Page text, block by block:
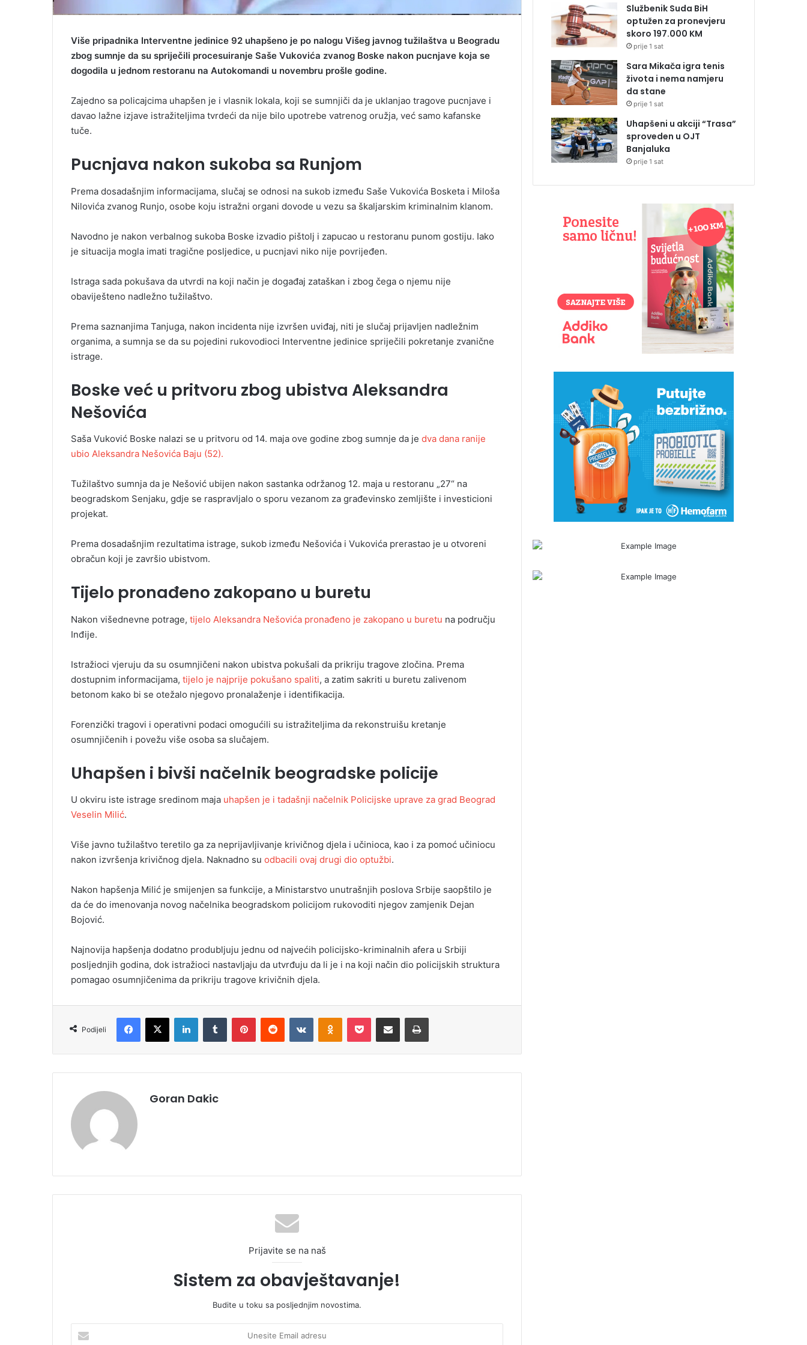
Više pripadnika Interventne jedinice 92 uhapšeno je po nalogu Višeg javnog tužilaštva u Beogradu
zbog sumnje da su spriječili procesuiranje Saše Vukovića zvanog Boske nakon pucnjave koja se
dogodila u jednom restoranu na Autokomandi u novembru prošle godine.
Zajedno sa policajcima uhapšen je i vlasnik lokala, koji se sumnjiči da je uklanjao tragove pucnjave i
davao lažne izjave istražiteljima tvrdeći da nije bilo upotrebe vatrenog oružja, već samo kafanske
tuče.
Pucnjava nakon sukoba sa Runjom
Prema dosadašnjim informacijama, slučaj se odnosi na sukob između Saše Vukovića Bosketa i Miloša
Nilovića zvanog Runjo, osobe koju istražni organi dovode u vezu sa škaljarskim kriminalnim klanom.
Navodno je nakon verbalnog sukoba Boske izvadio pištolj i zapucao u restoranu punom gostiju. Iako
je situacija mogla imati tragične posljedice, u pucnjavi niko nije povrijeđen.
Istraga sada pokušava da utvrdi na koji način je događaj zataškan i zbog čega o njemu nije
obaviješteno nadležno tužilaštvo.
Prema saznanjima Tanjuga, nakon incidenta nije izvršen uviđaj, niti je slučaj prijavljen nadležnim
organima, a sumnja se da su pojedini rukovodioci Interventne jedinice spriječili pokretanje zvanične
istrage.
Boske već u pritvoru zbog ubistva Aleksandra
Nešovića
Saša Vuković Boske nalazi se u pritvoru od 14. maja ove godine zbog sumnje da je dva dana ranije
ubio Aleksandra Nešovića Baju (52).
Tužilaštvo sumnja da je Nešović ubijen nakon sastanka održanog 12. maja u restoranu „27“ na
beogradskom Senjaku, gdje se raspravljalo o sporu vezanom za građevinsko zemljište i investicioni
projekat.
Prema dosadašnjim rezultatima istrage, sukob između Nešovića i Vukovića prerastao je u otvoreni
obračun koji je završio ubistvom.
Tijelo pronađeno zakopano u buretu
Nakon višednevne potrage, tijelo Aleksandra Nešovića pronađeno je zakopano u buretu na području
Inđije.
Istražioci vjeruju da su osumnjičeni nakon ubistva pokušali da prikriju tragove zločina. Prema
dostupnim informacijama, tijelo je najprije pokušano spaliti, a zatim sakriti u buretu zalivenom
betonom kako bi se otežalo njegovo pronalaženje i identifikacija.
Forenzički tragovi i operativni podaci omogućili su istražiteljima da rekonstruišu kretanje
osumnjičenih i povežu više osoba sa slučajem.
Uhapšen i bivši načelnik beogradske policije
U okviru iste istrage sredinom maja uhapšen je i tadašnji načelnik Policijske uprave za grad Beograd
Veselin Milić.
Više javno tužilaštvo teretilo ga za neprijavljivanje krivičnog djela i učinioca, kao i za pomoć učiniocu
nakon izvršenja krivičnog djela. Naknadno su odbacili ovaj drugi dio optužbi.
Nakon hapšenja Milić je smijenjen sa funkcije, a Ministarstvo unutrašnjih poslova Srbije saopštilo je
da će do imenovanja novog načelnika beogradskom policijom rukovoditi njegov zamjenik Dejan
Bojović.
Najnovija hapšenja dodatno produbljuju jednu od najvećih policijsko-kriminalnih afera u Srbiji
posljednjih godina, dok istražioci nastavljaju da utvrđuju da li je i na koji način dio policijskih struktura
pomagao osumnjičenima da prikriju tragove krivičnih djela.
Podijeli
Goran Dakic
Prijavite se na naš
Sistem za obavještavanje!
Budite u toku sa posljednjim novostima.
Službenik Suda BiH
optužen za pronevjeru
skoro 197.000 KM
prije 1 sat
Sara Mikača igra tenis
života i nema namjeru
da stane
prije 1 sat
Uhapšeni u akciji “Trasa”
sproveden u OJT
Banjaluka
prije 1 sat